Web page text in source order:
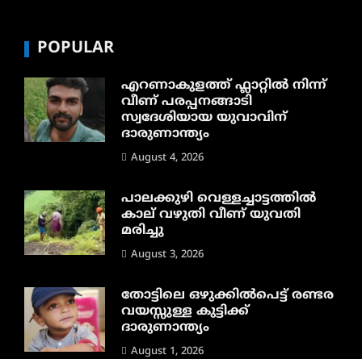
POPULAR
എറണാകുളത്ത് ഫ്ലാറ്റിൽ നിന്ന്
വീണ് പരപ്പനങ്ങാടി
സ്വദേശിയായ യുവാവിന്
ദാരുണാന്ത്യം
August 4, 2026
പാലക്കുഴി വെള്ളച്ചാട്ടത്തില്‍
കാല് വഴുതി വീണ് യുവതി
മരിച്ചു
August 3, 2026
തോട്ടിലെ ഒഴുക്കിൽപെട്ട് രണ്ടര
വയസ്സുള്ള കുട്ടിക്ക്
ദാരുണാന്ത്യം
August 1, 2026